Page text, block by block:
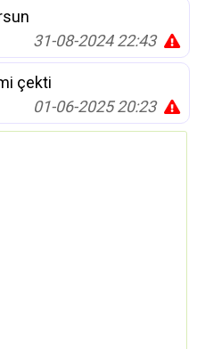
31-08-2024 22:43
çekti
01-06-2025 20:23